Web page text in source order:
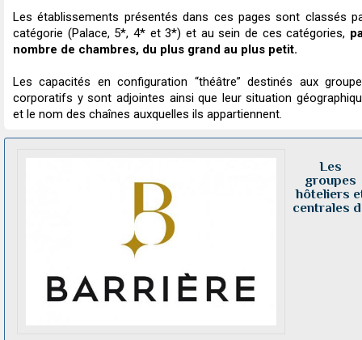
Les établissements présentés dans ces pages sont classés
catégorie (Palace, 5*, 4* et 3*) et au sein de ces catégories,
nombre de chambres, du plus grand au plus petit.
Les capacités en configuration “théâtre” destinés aux
corporatifs y sont adjointes ainsi que leur situation
et le nom des chaînes auxquelles ils appartiennent.
Les
groupes
hôteliers
centrales